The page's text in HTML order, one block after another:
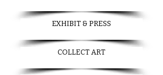
EXHIBIT & PRESS
COLLECT ART